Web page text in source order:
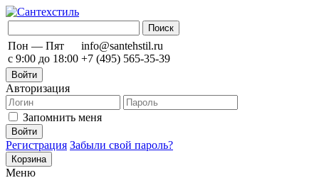
Пон — Пят
с 9:00 до 18:00
info@santehstil.ru
+7 (495) 565-35-39
Войти
Авторизация
Запомнить меня
Регистрация Забыли свой пароль?
Корзина
Меню